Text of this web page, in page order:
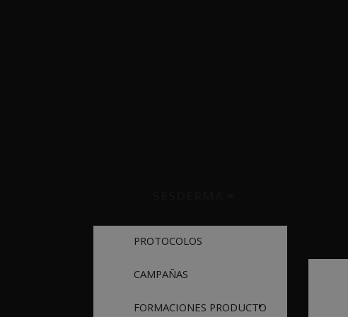
PROTOCOLOS
CAMPAÑAS
FORMACIONES PRODUCTO